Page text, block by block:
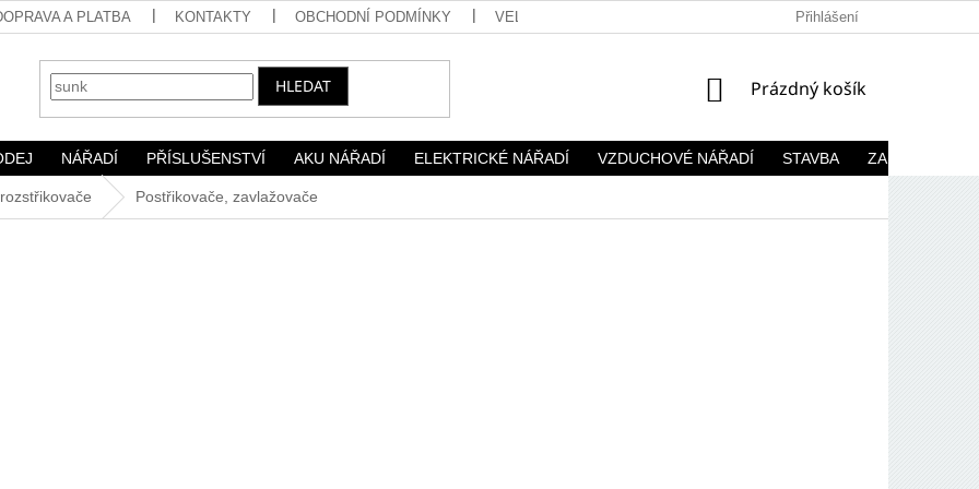
A PLATBA KONTAKTY OBCHODNÍ PODMÍNKY VELKOOBCHOD Přihlášení
HLEDAT
NÁKUPNÍ
Prázdný košík
NÁŘADÍ PŘÍSLUŠENSTVÍ AKU NÁŘADÍ ELEKTRICKÉ NÁŘADÍ VZDUCHOVÉ NÁŘADÍ STAVBA ZAHRADA
Postřikovače, zavlažovače